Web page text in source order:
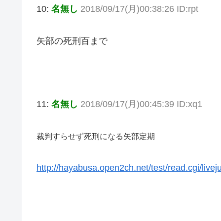
10: 名無し 2018/09/17(月)00:38:26 ID:rpt
矢部の死刑百まで
11: 名無し 2018/09/17(月)00:45:39 ID:xq1
裁判すらせず死刑になる矢部定期
http://hayabusa.open2ch.net/test/read.cgi/